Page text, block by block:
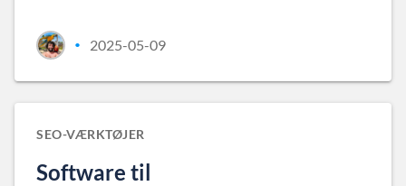
• 2025-05-09
SEO-VÆRKTØJER
Software til